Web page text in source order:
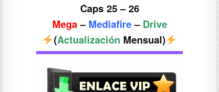
Caps 25 – 26
Mega – Mediafire– Drive
(Actualización Mensual)